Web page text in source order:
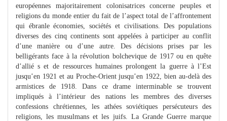
européennes majoritairement colonisatrices concerne peuples et
religions du monde entier du fait de l’aspect total de l’affrontement
qui ébranle économies, sociétés et civilisations. Des populations
diverses des cinq continents sont appelées à participer au conflit
d’une manière ou d’une autre. Des décisions prises par les
belligérants face à la révolution bolchevique de 1917 ou en quête
d’allié s et de ressources humaines prolongent la guerre à l’Est
jusqu’en 1921 et au Proche-Orient jusqu’en 1922, bien au-delà des
armistices de 1918. Dans ce drame interminable se trouvent
impliqués à l’intérieur des nations les membres des diverses
confessions chrétiennes, les athées soviétiques persécuteurs des
religions, les musulmans et les juifs. La Grande Guerre marque